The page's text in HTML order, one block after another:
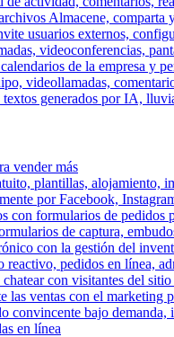
Almacene, comparta
usuarios externos,
videoconferencias,
de la empresa y
videollamadas,
generados por IA,
vender más
plantillas, alojamiento,
por Facebook,
con formularios de
de captura,
con la gestión del
reactivo, pedidos en línea,
con visitantes del
las ventas con el marketing
convincente bajo demanda,
en línea